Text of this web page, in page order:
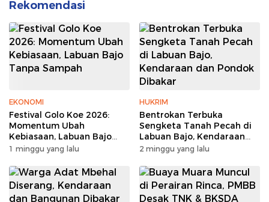
Rekomendasi
EKONOMI
Festival Golo Koe 2026:
Momentum Ubah
Kebiasaan, Labuan Bajo
Tanpa Sampah
1 minggu yang lalu
HUKRIM
Bentrokan Terbuka
Sengketa Tanah Pecah di
Labuan Bajo, Kendaraan
dan Pondok Dibakar
2 minggu yang lalu